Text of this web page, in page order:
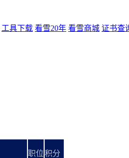
工具下载 看雪20年 看雪商城 证书查
职位积分